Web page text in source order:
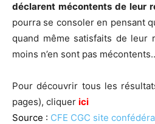
déclarent mécontents de leur
pourra se consoler en pensant
quand même satisfaits de leur
moins n’en sont pas
Pour découvrir tous les
pages), cliquer ici
Source : CFE CGC site